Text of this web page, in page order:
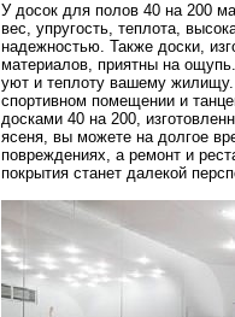
У досок для полов 40 на 200
вес, упругость, теплота,
надежностью. Также доски,
материалов, приятны на
уют и теплоту вашему
спортивном помещении и
досками 40 на 200,
ясеня, вы можете на долгое
повреждениях, а ремонт и
покрытия станет далекой